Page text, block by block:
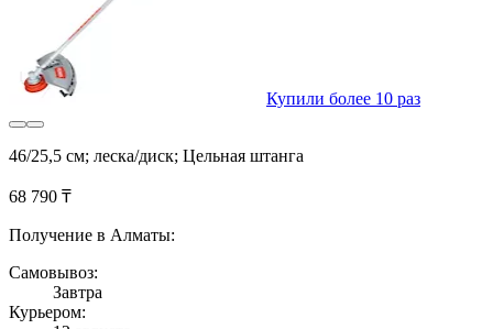
Купили более 10 раз
46/25,5 см; леска/диск; Цельная штанга
68 790 ₸
Получение в Алматы:
Самовывоз:
Завтра
Курьером: